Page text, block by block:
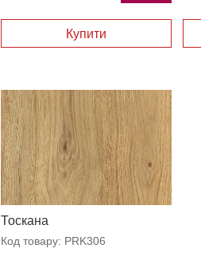
Тоскана
Код товару: PRK306